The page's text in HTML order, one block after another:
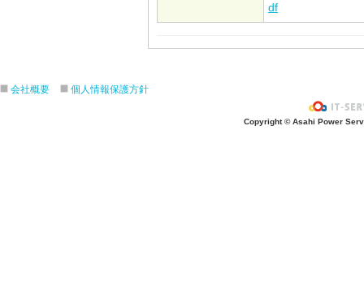
df
会社概要 個人情報保護方針
Copyright © Asahi Power